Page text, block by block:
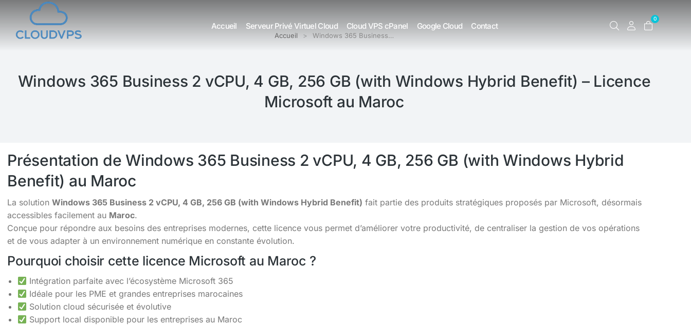
Accueil Serveur Privé Virtuel Cloud Cloud VPS cPanel Google Cloud Contact
0
Vous êtes ici : Accueil Windows 365 Business…
Windows 365 Business 2 vCPU, 4 GB, 256 GB (with Windows Hybrid Benefit) – Licence
Microsoft au Maroc
Présentation de Windows 365 Business 2 vCPU, 4 GB, 256 GB (with Windows Hybrid
Benefit) au Maroc
La solution Windows 365 Business 2 vCPU, 4 GB, 256 GB (with Windows Hybrid Benefit) fait partie des produits stratégiques proposés par Microsoft, désormais
accessibles facilement au Maroc.
Conçue pour répondre aux besoins des entreprises modernes, cette licence vous permet d’améliorer votre productivité, de centraliser la gestion de vos opérations
et de vous adapter à un environnement numérique en constante évolution.
Pourquoi choisir cette licence Microsoft au Maroc ?
Intégration parfaite avec l’écosystème Microsoft 365
Idéale pour les PME et grandes entreprises marocaines
Solution cloud sécurisée et évolutive
Support local disponible pour les entreprises au Maroc